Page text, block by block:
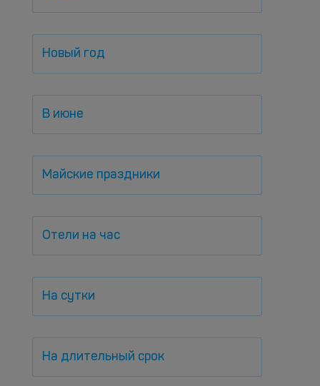
Новый год
В июне
Майские праздники
Отели на час
На сутки
На длительный срок